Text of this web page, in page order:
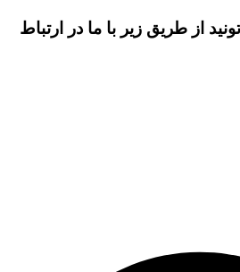
از طریق زیر با ما در ارتباط